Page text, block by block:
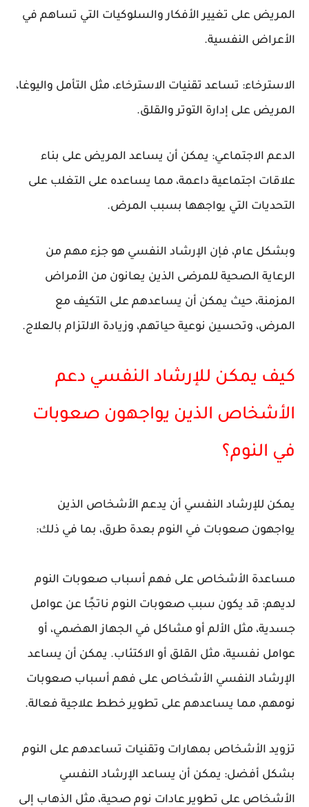
المريض على تغيير الأفكار والسلوكيات التي تساهم في
الأعراض النفسية.
الاسترخاء: تساعد تقنيات الاسترخاء، مثل التأمل واليوغا،
المريض على إدارة التوتر والقلق.
الدعم الاجتماعي: يمكن أن يساعد المريض على بناء
علاقات اجتماعية داعمة، مما يساعده على التغلب على
التحديات التي يواجهها بسبب المرض.
وبشكل عام، فإن الإرشاد النفسي هو جزء مهم من
الرعاية الصحية للمرضى الذين يعانون من الأمراض
المزمنة، حيث يمكن أن يساعدهم على التكيف مع
المرض، وتحسين نوعية حياتهم، وزيادة الالتزام بالعلاج.
كيف يمكن للإرشاد النفسي دعم
الأشخاص الذين يواجهون صعوبات
في النوم؟
يمكن للإرشاد النفسي أن يدعم الأشخاص الذين
يواجهون صعوبات في النوم بعدة طرق، بما في ذلك:
مساعدة الأشخاص على فهم أسباب صعوبات النوم
لديهم: قد يكون سبب صعوبات النوم ناتجًا عن عوامل
جسدية، مثل الألم أو مشاكل في الجهاز الهضمي، أو
عوامل نفسية، مثل القلق أو الاكتئاب. يمكن أن يساعد
الإرشاد النفسي الأشخاص على فهم أسباب صعوبات
نومهم، مما يساعدهم على تطوير خطط علاجية فعالة.
تزويد الأشخاص بمهارات وتقنيات تساعدهم على النوم
بشكل أفضل: يمكن أن يساعد الإرشاد النفسي
الأشخاص على تطوير عادات نوم صحية، مثل الذهاب إلى